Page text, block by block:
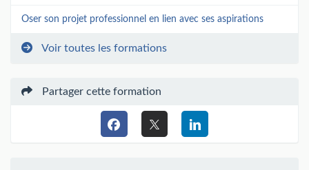
Oser son projet professionnel en lien avec ses aspirations
Voir toutes les formations
Partager cette formation